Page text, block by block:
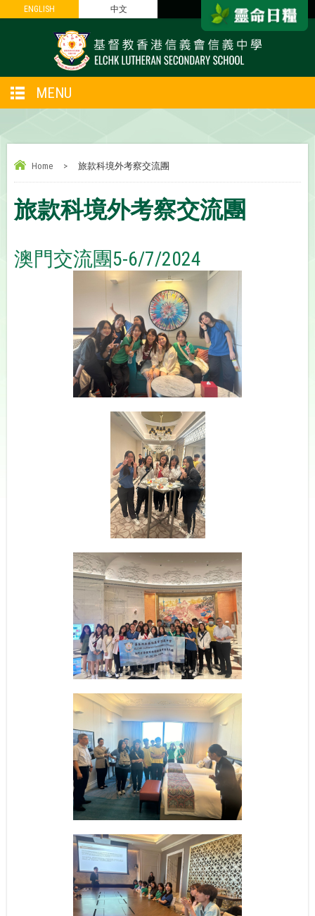
ENGLISH 中文
ENGLISH 中文
MENU
Home > 旅款科境外考察交流團
旅款科境外考察交流團
澳門交流團5-6/7/2024